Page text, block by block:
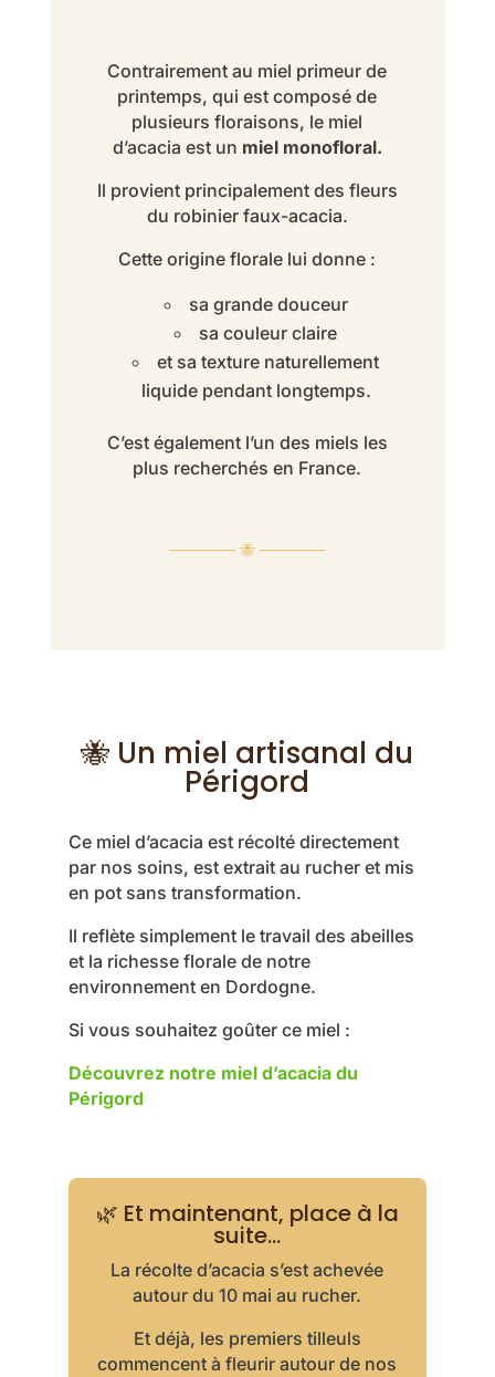
Contrairement au miel primeur de
printemps, qui est composé de
plusieurs floraisons, le miel
d’acacia est un miel monofloral.
Il provient principalement des fleurs
du robinier faux-acacia.
Cette origine florale lui donne :
sa grande douceur
sa couleur claire
et sa texture naturellement
liquide pendant longtemps.
C’est également l’un des miels les
plus recherchés en France.
────── 🐝 ──────
🐝 Un miel artisanal du
Périgord
Ce miel d’acacia est récolté directement
par nos soins, est extrait au rucher et mis
en pot sans transformation.
Il reflète simplement le travail des abeilles
et la richesse florale de notre
environnement en Dordogne.
Si vous souhaitez goûter ce miel :
Découvrez notre miel d’acacia du
Périgord
🌿 Et maintenant, place à la
suite…
La récolte d’acacia s’est achevée
autour du 10 mai au rucher.
Et déjà, les premiers tilleuls
commencent à fleurir autour de nos